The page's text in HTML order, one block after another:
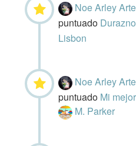
Noe Arley
puntuado
Lisbon
Noe Arley
puntuado Mi
M. Parker